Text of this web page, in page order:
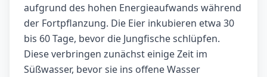
aufgrund des hohen Energieaufwands während
der Fortpflanzung. Die Eier inkubieren etwa 30
bis 60 Tage, bevor die Jungfische schlüpfen.
Diese verbringen zunächst einige Zeit im
Süßwasser, bevor sie ins offene Wasser